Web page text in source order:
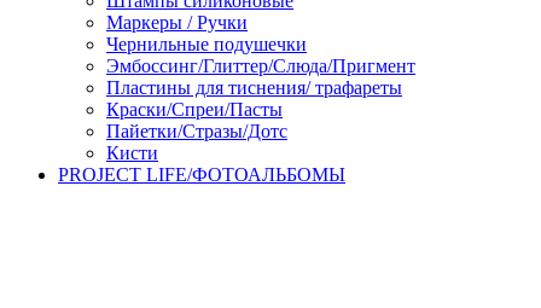
Маркеры / Ручки
Чернильные подушечки
Эмбоссинг/Глиттер/Слюда/Пригмент
Пластины для тиснения/ трафареты
Краски/Спреи/Пасты
Пайетки/Стразы/Дотс
Кисти
PROJECT LIFE/ФОТОАЛЬБОМЫ